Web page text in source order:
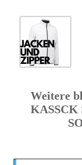
Weitere
KASSCK